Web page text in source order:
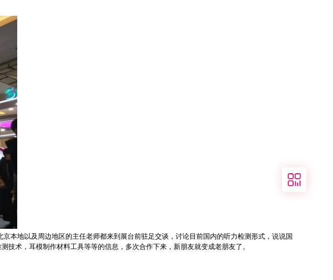
本地以及周边地区的主任老师都来到展台前驻足交谈，讨论目前国内的听力检测形式，说说国
术，耳模制作材料工具等等的信息，多次合作下来，新朋友就变成老朋友了。
关注
我们